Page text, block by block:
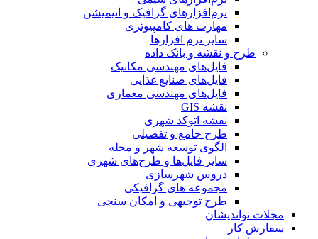
نرم‌افزارهای گرافیک و انیمیشن
مهارت های کامپیوتری
سایر نرم افزارها
طرح و نقشه و بانک داده
فایل‌های مهندسی مکانیک
فایل‌های صنایع غذایی
فایل‌های مهندسی معماری
نقشه GIS
نقشه اتوکد شهری
طرح جامع و تفصیلی
الگوی توسعه شهر و محله
سایر فایل‌ها و طرح‌های شهری
دروس شهرسازی
مجموعه های گرافیکی
طرح توجیهی و امکان سنجی
مجلات نواندیشان
سفارش کار